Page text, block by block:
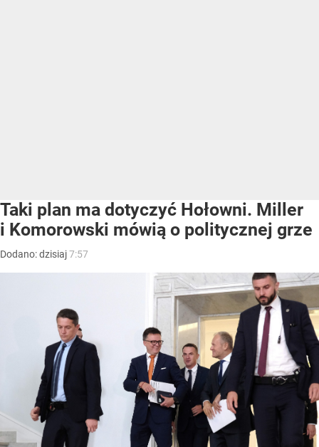
Taki plan ma dotyczyć Hołowni. Miller
i Komorowski mówią o politycznej grze
Dodano:dzisiaj7:57